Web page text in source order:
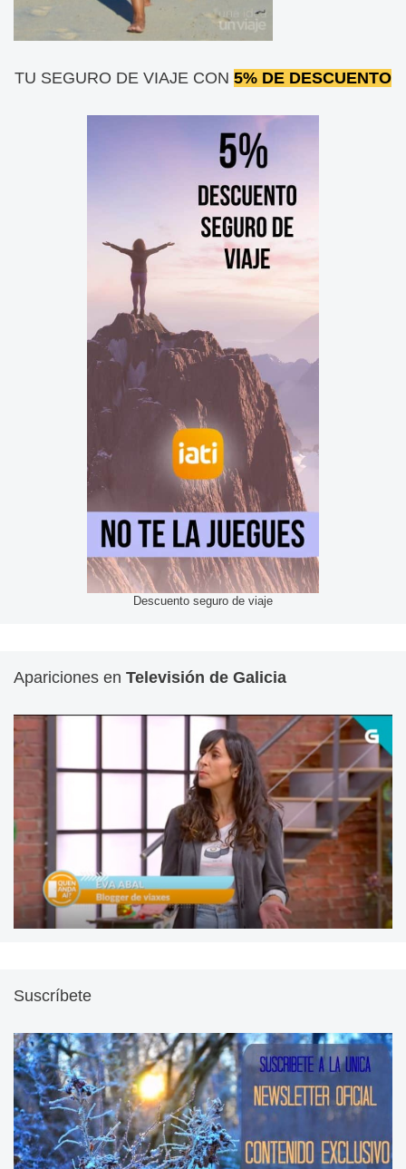
TU SEGURO DE VIAJE CON 5% DE DESCUENTO
Descuento seguro de viaje
Apariciones en Televisión de Galicia
Suscríbete